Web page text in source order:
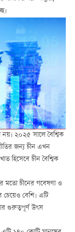
নয়। ২০২৫ সালে বৈশ্বিক
জন্য চীন এখন
হিসেবে চীন বৈশ্বিক
মতো চীনের গবেষণা ও
বেশি। এটি
গুরুত্বপূর্ণ উৎস